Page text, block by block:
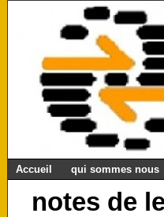
Accueil qui sommes nous
notes de